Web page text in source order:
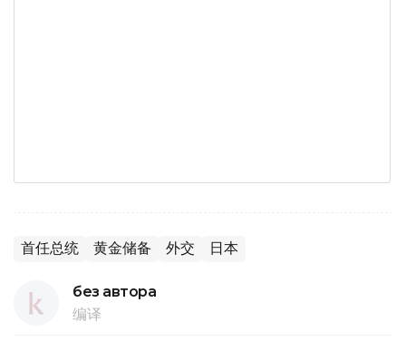
首任总统 黄金储备 外交 日本
без автора
编译